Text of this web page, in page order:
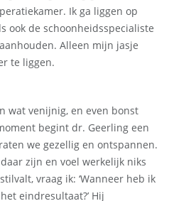
Ik ga liggen op
ook de schoonheidsspecialiste
Alleen mijn jasje
te liggen.
wat venijnig, en even bonst
begint dr. Geerling een
we gezellig en ontspannen.
zijn en voel werkelijk niks
vraag ik: ‘Wanneer heb ik
eindresultaat?’ Hij